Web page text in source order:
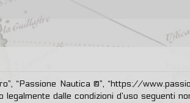
“Passione Nautica ®”, “https://
dalle condizioni d’uso seguenti